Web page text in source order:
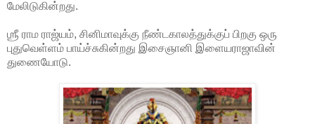
மேலிடுகின்றது.
ஶ்ரீ ராம ராஜ்யம், சினிமாவுக்கு நீண்டகாலத்துக்குப் பிறகு ஒரு
புதுவெள்ளம் பாய்ச்சுகின்றது இசைஞானி இளையராஜாவின்
துணையோடு.